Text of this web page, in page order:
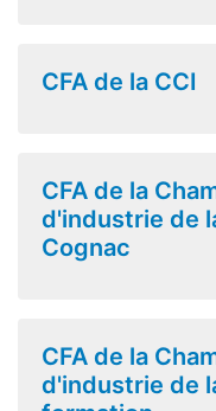
CFA de la CCI
CFA de la
d'industrie de
Cognac
CFA de la
d'industrie de